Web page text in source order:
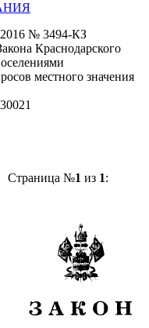
№ 3494-КЗ
Краснодарского
местного значения
Страница №1 из 1: